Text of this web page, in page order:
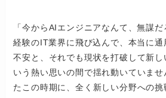
「今からAIエンジニアなんて、無謀
経験のIT業界に飛び込んで、本当に
不安と、それでも現状を打破して新し
いう熱い思いの間で揺れ動いていま
たこの時期に、全く新しい分野への挑